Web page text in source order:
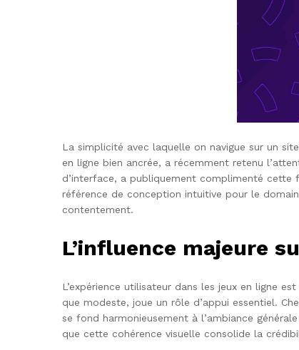
La simplicité avec laquelle on navigue sur un
en ligne bien ancrée, a récemment retenu
d’interface, a publiquement complimenté
référence de conception intuitive pour le
contentement.
L’influence majeure
L’expérience utilisateur dans les jeux en ligne
que modeste, joue un rôle d’appui essentiel.
se fond harmonieusement à l’ambiance
que cette cohérence visuelle consolide la